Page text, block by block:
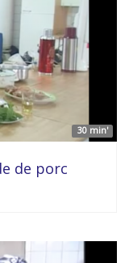
30 min'
de porc